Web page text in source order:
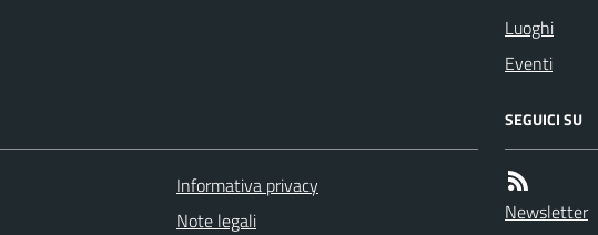
Luoghi
Eventi
Informativa privacy
Note legali
SEGUICI SU
Newsletter